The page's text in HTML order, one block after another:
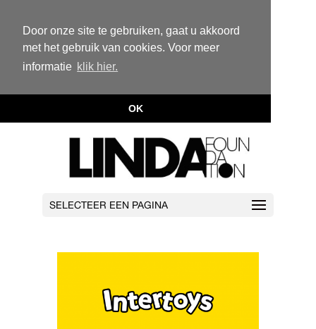
Door onze site te gebruiken, gaat u akkoord
met het gebruik van cookies. Voor meer
informatie klik hier.
OK
SELECTEER EEN PAGINA